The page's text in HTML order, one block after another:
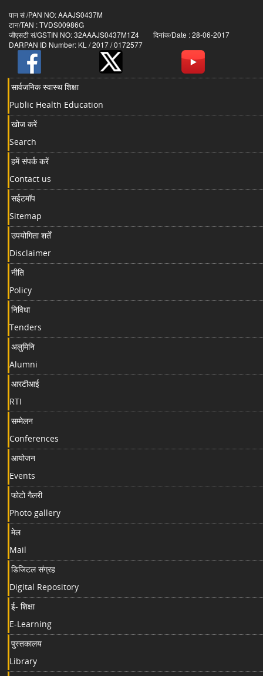
पान सं /PAN NO: AAAJS0437M
टान/TAN : TVDS00986G
जीएसटी सं/GSTIN NO: 32AAAJS0437M1Z4 दिनांक/Date : 28-06-2017
DARPAN ID Number: KL / 2017 / 0172577
सार्वजनिक स्वास्थ शिक्षा
Public Health Education
खोज करें
Search
हमें संपर्क करें
Contact us
सईटमॉप
Sitemap
उपयोगिता शर्तें
Disclaimer
नीति
Policy
निविधा
Tenders
अलुमिनि
Alumni
आरटीआई
RTI
सम्मेलन
Conferences
आयोजन
Events
फोटो गैलरी
Photo gallery
मेल
Mail
डिजिटल संग्रह
Digital Repository
ई- शिक्षा
E-Learning
पुस्तकालय
Library